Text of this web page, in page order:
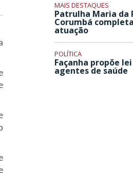
MAIS DESTAQUES
Patrulha Maria da
Corumbá
atuação
POLÍTICA
Façanha propõe
agentes de saúde